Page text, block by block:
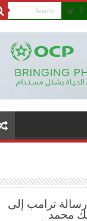
رسالة ترامب إلى
محمد